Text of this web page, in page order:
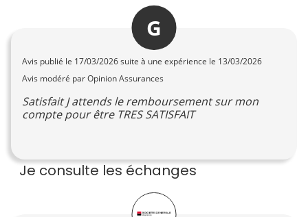
G
Avis publié le 17/03/2026suite à une expérience le 13/03/2026
Avis modéré par Opinion Assurances
Satisfait J attends le remboursement sur mon
compte pour être TRES SATISFAIT
Je consulte les échanges